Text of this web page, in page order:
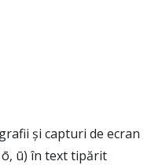
și capturi de ecran
ō, ū) în text tipărit